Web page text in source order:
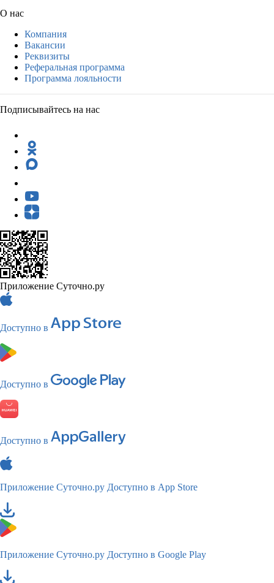
О нас
Компания
Вакансии
Реквизиты
Реферальная программа
Программа лояльности
Подписывайтесь на нас
Приложение Суточно.ру
Доступно в
Доступно в
Доступно в
Приложение Суточно.ру Доступно в App Store
Приложение Суточно.ру Доступно в Google Play